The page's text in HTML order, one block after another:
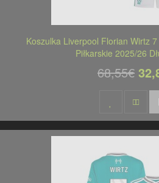
Koszulka Liverpool Florian Wirtz
Piłkarskie 2025/26
68,55€